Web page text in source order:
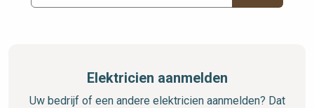
Elektricien aanmelden
Uw bedrijf of een andere elektricien aanmelden? Dat